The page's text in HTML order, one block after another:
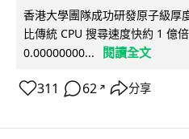
香港大學團隊成功研發原子級厚
比傳統 CPU 搜尋速度快約 1 億
0.00000000...
閱讀全文
311 62 ↗ 分享